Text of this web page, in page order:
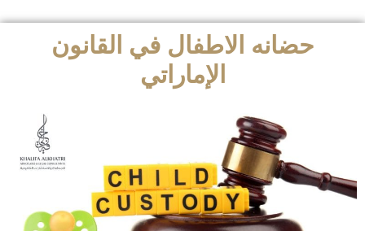
حضانه الاطفال في القانون
الإماراتي